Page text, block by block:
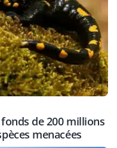
de 200 millions
menacées